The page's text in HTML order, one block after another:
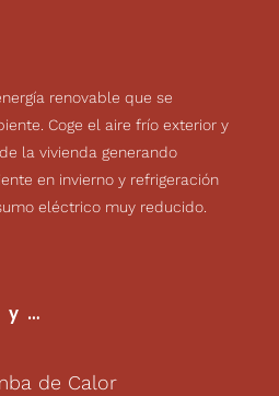
renovable que se
Coge el aire frío exterior y
la vivienda generando
en invierno y refrigeración
eléctrico muy reducido.
y …
de Calor